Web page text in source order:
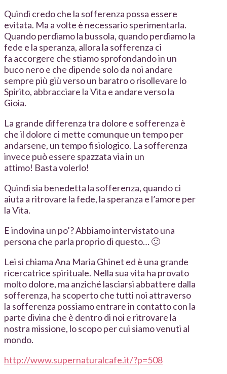
Quindi credo che la sofferenza possa essere
evitata. Ma a volte è necessario sperimentarla.
Quando perdiamo la bussola, quando perdiamo la
fede e la speranza, allora la sofferenza ci
fa accorgere che stiamo sprofondando in un
buco nero e che dipende solo da noi andare
sempre più giù verso un baratro o risollevare lo
Spirito, abbracciare la Vita e andare verso la
Gioia.
La grande differenza tra dolore e sofferenza è
che il dolore ci mette comunque un tempo per
andarsene, un tempo fisiologico. La sofferenza
invece può essere spazzata via in un
attimo! Basta volerlo!
Quindi sia benedetta la sofferenza, quando ci
aiuta a ritrovare la fede, la speranza e l’amore per
la Vita.
E indovina un po’? Abbiamo intervistato una
persona che parla proprio di questo… 🙂
Lei si chiama Ana Maria Ghinet ed è una grande
ricercatrice spirituale. Nella sua vita ha provato
molto dolore, ma anziché lasciarsi abbattere dalla
sofferenza, ha scoperto che tutti noi attraverso
la sofferenza possiamo entrare in contatto con la
parte divina che è dentro di noi e ritrovare la
nostra missione, lo scopo per cui siamo venuti al
mondo.
http://www.supernaturalcafe.it/?p=508